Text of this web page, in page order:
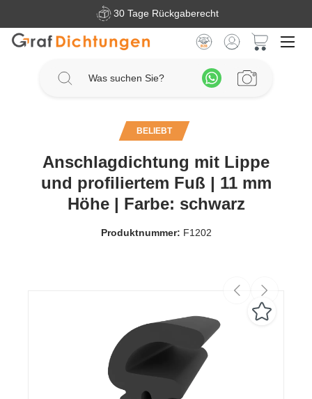
Zum Hauptinhalt springen30 Tage Rückgaberecht
BELIEBT
Anschlagdichtung mit Lippe
und profiliertem Fuß | 11 mm
Höhe | Farbe: schwarz
Produktnummer: F1202